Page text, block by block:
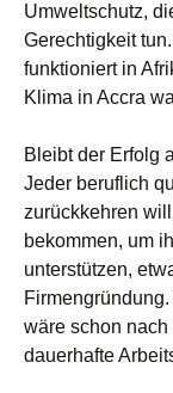
Umweltschutz,
Gerechtigkeit
funktioniert in
Klima in Accra
Bleibt der Erfolg
Jeder beruflich
zurückkehren
bekommen, um
unterstützen,
wäre schon
dauerhafte